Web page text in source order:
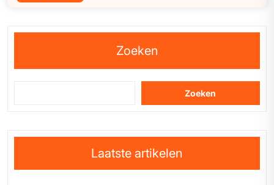
Zoeken
Zoeken
Laatste artikelen